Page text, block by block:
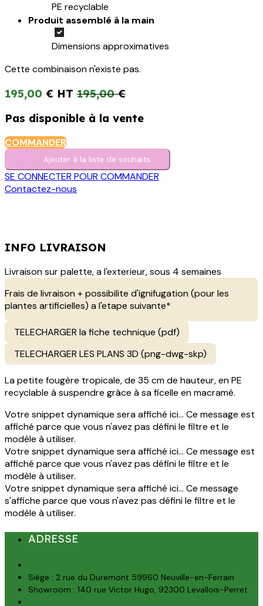
PE recyclable
Produit assemblé à la main
Dimensions approximatives
Cette combinaison n'existe pas.
195,00 € 195,00€
Pas disponible à la vente
COMMANDER
Ajouter à la liste de s​o​uh​aits
SE CONNECTER POUR COMMANDER
Contactez-nous
INFO LIVRAISON
Livraison sur palette, a l'exterieur, sous 4 semaines
Frais de livraison + possibilite d'ignifugation (pour les
plantes artificielles) a l'etape suivante*
TELECHARGER la fiche technique (pdf)
TELECHARGER LES PLANS 3D (png-dwg-skp)
La petite fougère tropicale, de 35 cm de hauteur, en PE
recyclable à suspendre grâce à sa ficelle en macramé.
Votre snippet dynamique sera affiché ici... Ce message est
affiché parce que vous n'avez pas défini le filtre et le
modèle à utiliser.
Votre snippet dynamique sera affiché ici... Ce message est
affiché parce que vous n'avez pas défini le filtre et le
modèle à utiliser.
Votre snippet dynamique sera affiché ici... Ce message
s'affiche parce que vous n'avez pas défini le filtre et le
modèle à utiliser.
ADRESSE
Siège : 2 rue du Duremont 59960 Neuville-en-Ferrain
Showroom : 140 rue Victor Hugo, 92300 Levallois-Perret